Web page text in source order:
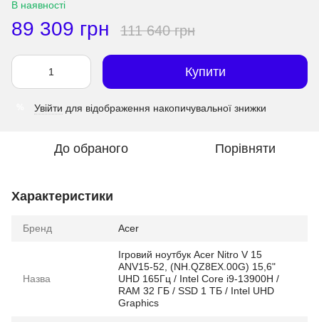
В наявності
89 309 грн 111 640 грн
Купити
Увійти для відображення накопичувальної знижки
До обраного Порівняти
Характеристики
Бренд Acer
Назва
Ігровий ноутбук Acer Nitro V 15
ANV15-52, (NH.QZ8EX.00G) 15,6"
UHD 165Гц / Intel Core i9-13900H /
RAM 32 ГБ / SSD 1 ТБ / Intel UHD
Graphics